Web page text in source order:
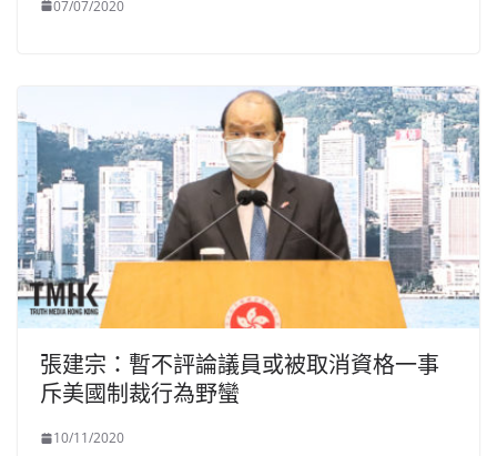
07/07/2020
張建宗：暫不評論議員或被取消資格一事
斥美國制裁行為野蠻
10/11/2020